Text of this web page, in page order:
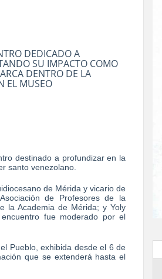
DEDICADO A
SU IMPACTO COMO
DENTRO DE LA
EL MUSEO
destinado a profundizar en la
santo venezolano.
de Mérida y vicario de
de Profesores de la
la Academia de Mérida; y Yoly
fue moderado por el
Pueblo, exhibida desde el 6 de
que se extenderá hasta el